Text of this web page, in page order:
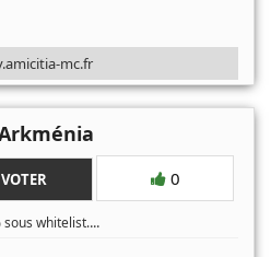
mc.fr
VOTER 0
whitelist....